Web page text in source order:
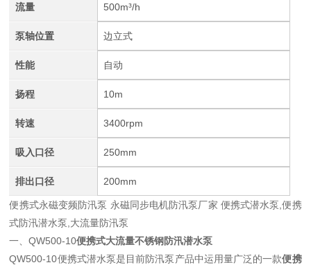
流量 500m³/h
泵轴位置 边立式
性能 自动
扬程 10m
转速 3400rpm
吸入口径 250mm
排出口径 200mm
便携式永磁变频防汛泵 永磁同步电机防汛泵厂家 便携式潜水泵,便携
式防汛潜水泵, 大流量防汛泵
一、QW500-10便携式大流量不锈钢防汛潜水泵
QW500-10便携式潜水泵是目前防汛泵产品中运用量广泛的一款便携